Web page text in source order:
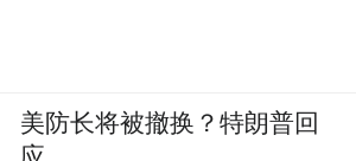
美防长将被撤换？特朗普回